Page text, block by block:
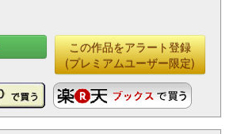
この作品をアラート登録
(プレミアムユーザー限定)